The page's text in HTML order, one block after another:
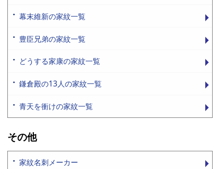
幕末維新の家紋一覧
豊臣兄弟の家紋一覧
どうする家康の家紋一覧
鎌倉殿の13人の家紋一覧
青天を衝けの家紋一覧
その他
家紋名刺メーカー